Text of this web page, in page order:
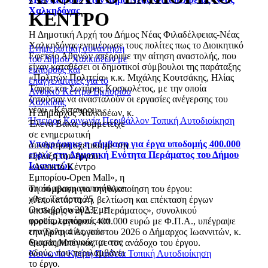
Χαλκηδόνας
Η Δημοτική Αρχή του Δήμος Νέας Φιλαδέλφειας-Νέας
Χαλκηδόνας ενημέρωσε τους πολίτες πως το Διοικητικό
Εφετείο Αθηνών απέρριψε την αίτηση αναστολής, που
είχαν καταθέσει οι δημοτικοί σύμβουλοι της παράταξης
«Πολιτών Πολιτεία» κ.κ. Μιχάλης Κουτσάκης, Ηλίας
Τάφας και Σωτήρης Κοσκολέτος, με την οποία
ζητούσαν να ανασταλούν οι εργασίες ανέγερσης του
νέου «Κένταυρου».
ΉπειροςΚοινωνίαΠεριβάλλον Τοπική Αυτοδιοίκηση
Υπογράφηκε η σύμβαση για έργα υποδομής 400.000
ευρώ στη Δημοτική Ενότητα Περάματος του Δήμου
Ιωαννιτών
Τη σύμβαση για την υλοποίηση του έργου:
«Αποκατάσταση, βελτίωση και επέκταση έργων
υποδομής στη Δ.Ε. Περάματος», συνολικού
προϋπολογισμού 400.000 ευρώ με Φ.Π.Α., υπέγραψε
την Τρίτη 4 Αυγούστου 2026 ο Δήμαρχος Ιωαννιτών, κ.
Θωμάς Μπέγκας, με τον ανάδοχο του έργου.
ΚοινωνίαΚρήτηΠαιδεία Τοπική Αυτοδιοίκηση
ΚΕΝΤΡΟ
Ενημερωτική συνάντηση
του Δήμου Χαλκιδέων με
εμπόρους και
επαγγελματίες για το
Ανοικτό Κέντρο Εμπορίου
Χαλκίδας
Η Δήμαρχος Χαλκιδέων, κ.
Έλενα Βάκα, συμμετείχε
σε ενημερωτική
συνάντηση σχετικά με την
εξέλιξη του έργου:
«Ανοικτό Κέντρο
Εμπορίου-Open Mall», η
οποία πραγματοποιήθηκε
χθες, Τετάρτη 25
Οκτωβρίου 2023, με
φορείς, εμπόρους και
επαγγελματίες, που
δραστηριοποιούνται στις
οδούς, που περιλαμβάνει
το έργο.